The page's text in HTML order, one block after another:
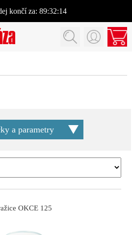
končí za: 89:32:13
a parametry
OKCE 125